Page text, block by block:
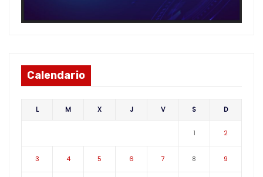
Calendario
L M X J V S D
1 2
3 4 5 6 7 8 9